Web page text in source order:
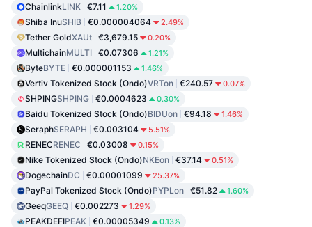
ChainlinkLINK €7.11 1.20%
Shiba InuSHIB €0.000004064 2.49%
Tether GoldXAUt €3,679.15 0.20%
MultichainMULTI €0.07306 1.21%
ByteBYTE €0.000001153 1.46%
Vertiv Tokenized Stock (Ondo)VRTon €240.57 0.07%
SHPINGSHPING €0.0004623 0.30%
Baidu Tokenized Stock (Ondo)BIDUon €94.18 1.46%
SeraphSERAPH €0.003104 5.51%
RENECRENEC €0.03008 0.15%
Nike Tokenized Stock (Ondo)NKEon €37.14 0.51%
DogechainDC €0.00001099 25.37%
PayPal Tokenized Stock (Ondo)PYPLon €51.82 1.60%
GeeqGEEQ €0.002273 1.29%
PEAKDEFIPEAK €0.00005349 0.13%